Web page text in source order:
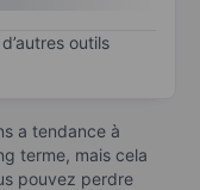
outils
a tendance à
terme, mais cela
pouvez perdre